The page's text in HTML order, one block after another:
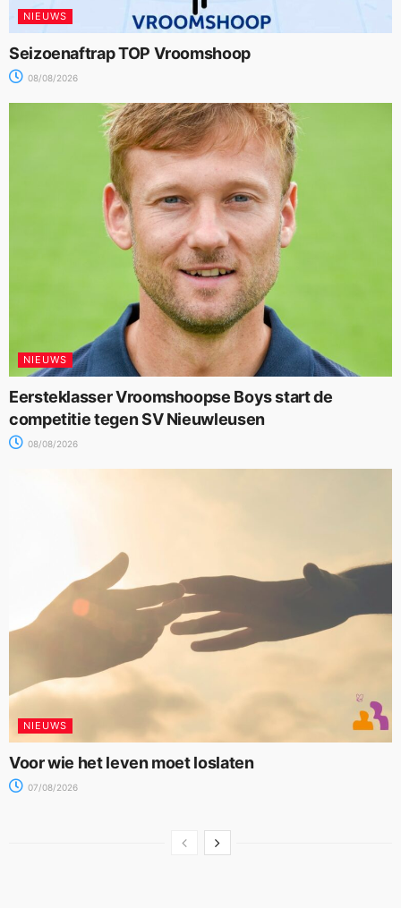
NIEUWS
Seizoenaftrap TOP Vroomshoop
08/08/2026
NIEUWS
Eersteklasser Vroomshoopse Boys start de
competitie tegen SV Nieuwleusen
08/08/2026
NIEUWS
Voor wie het leven moet loslaten
07/08/2026